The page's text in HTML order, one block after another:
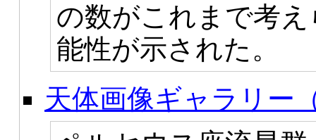
の数がこれまで考
能性が示された。
天体画像ギャラリー